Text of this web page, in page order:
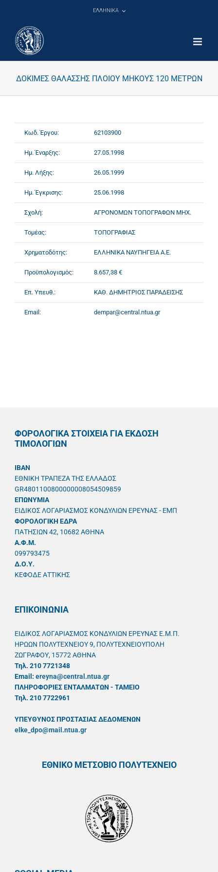
ΕΛΛΗΝΙΚΑ
ΔΟΚΙΜΕΣ ΘΑΛΑΣΣΗΣ ΠΛΟΙΟΥ ΜΗΚΟΥΣ 120 ΜΕΤΡΩΝ
Κωδ. Έργου: 62103900
Ημ. Έναρξης: 27.05.1998
Ημ. Λήξης: 26.05.1999
Ημ. Έγκρισης: 25.06.1998
Σχολή: ΑΓΡΟΝΟΜΩΝ ΤΟΠΟΓΡΑΦΩΝ ΜΗΧ.
Τομέας: ΤΟΠΟΓΡΑΦΙΑΣ
Χρηματοδότης: ΕΛΛΗΝΙΚΑ ΝΑΥΠΗΓΕΙΑ Α.Ε.
Προϋπολογισμός: 8.657,38 €
Επ. Υπευθ.: ΚΑΘ. ΔΗΜΗΤΡΙΟΣ ΠΑΡΑΔΕΙΣΗΣ
Email: dempar@central.ntua.gr
ΦΟΡΟΛΟΓΙΚΑ ΣΤΟΙΧΕΙΑ ΓΙΑ ΕΚΔΟΣΗ
ΤΙΜΟΛΟΓΙΩΝ
IBAN
ΕΘΝΙΚΗ ΤΡΑΠΕΖΑ ΤΗΣ ΕΛΛΑΔΟΣ
GR4801100800000008054509859
ΕΠΩΝΥΜΙΑ
ΕΙΔΙΚΟΣ ΛΟΓΑΡΙΑΣΜΟΣ ΚΟΝΔΥΛΙΩΝ ΕΡΕΥΝΑΣ - ΕΜΠ
ΦΟΡΟΛΟΓΙΚΗ ΕΔΡΑ
ΠΑΤΗΣΙΩΝ 42, 10682 ΑΘΗΝΑ
A.Φ.Μ.
099793475
Δ.Ο.Υ.
ΚΕΦΟΔΕ ΑΤΤΙΚΗΣ
ΕΠΙΚΟΙΝΩΝΙΑ
ΕΙΔΙΚΟΣ ΛΟΓΑΡΙΑΣΜΟΣ ΚΟΝΔΥΛΙΩΝ ΕΡΕΥΝΑΣ Ε.Μ.Π.
ΗΡΩΩΝ ΠΟΛΥΤΕΧΝΕΙΟΥ 9, ΠΟΛΥΤΕΧΝΕΙΟΥΠΟΛΗ
ΖΩΓΡΑΦΟΥ, 15772 ΑΘΗΝΑ
Τηλ. 210 7721348
Email: ereyna@central.ntua.gr
ΠΛΗΡΟΦΟΡΙΕΣ ΕΝΤΑΛΜΑΤΩΝ - ΤΑΜΕΙΟ
Τηλ. 210 7722961
ΥΠΕΥΘYΝΟΣ ΠΡΟΣΤΑΣΙΑΣ ΔΕΔΟΜΕΝΩΝ
elke_dpo@mail.ntua.gr
ΕΘΝΙΚΟ ΜΕΤΣΟΒΙΟ ΠΟΛΥΤΕΧΝΕΙΟ